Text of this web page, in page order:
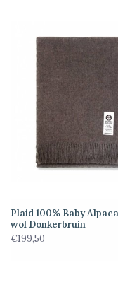
Plaid 100% Baby Alpaca
wol Donkerbruin
€199,50